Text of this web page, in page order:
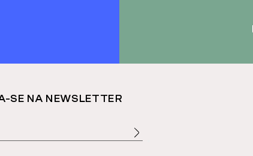
SE NA NEWSLETTER